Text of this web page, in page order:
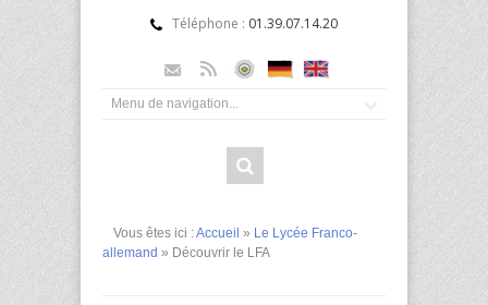
Téléphone : 01.39.07.14.20
Vous êtes ici :Accueil » Le Lycée Franco-
allemand » Découvrir le LFA